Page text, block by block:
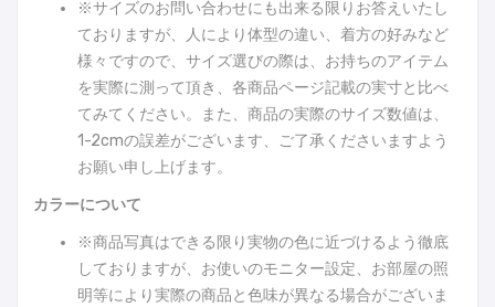
※サイズのお問い合わせにも出来る限りお答えいたし
ておりますが、人により体型の違い、着方の好みなど
様々ですので、サイズ選びの際は、お持ちのアイテム
を実際に測って頂き、各商品ページ記載の実寸と比べ
てみてください。また、商品の実際のサイズ数値は、
1-2cmの誤差がございます、ご了承くださいますよう
お願い申し上げます。
カラーについて
※商品写真はできる限り実物の色に近づけるよう徹底
しておりますが、お使いのモニター設定、お部屋の照
明等により実際の商品と色味が異なる場合がございま